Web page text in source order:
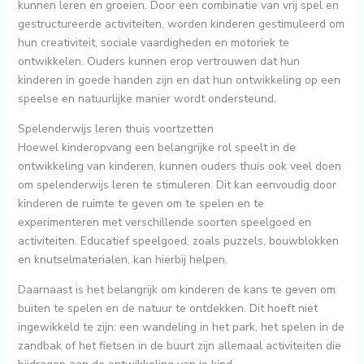
kunnen leren en groeien. Door een combinatie van vrij spel en
gestructureerde activiteiten, worden kinderen gestimuleerd om
hun creativiteit, sociale vaardigheden en motoriek te
ontwikkelen. Ouders kunnen erop vertrouwen dat hun
kinderen in goede handen zijn en dat hun ontwikkeling op een
speelse en natuurlijke manier wordt ondersteund.
Spelenderwijs leren thuis voortzetten
Hoewel kinderopvang een belangrijke rol speelt in de
ontwikkeling van kinderen, kunnen ouders thuis ook veel doen
om spelenderwijs leren te stimuleren. Dit kan eenvoudig door
kinderen de ruimte te geven om te spelen en te
experimenteren met verschillende soorten speelgoed en
activiteiten. Educatief speelgoed, zoals puzzels, bouwblokken
en knutselmaterialen, kan hierbij helpen.
Daarnaast is het belangrijk om kinderen de kans te geven om
buiten te spelen en de natuur te ontdekken. Dit hoeft niet
ingewikkeld te zijn: een wandeling in het park, het spelen in de
zandbak of het fietsen in de buurt zijn allemaal activiteiten die